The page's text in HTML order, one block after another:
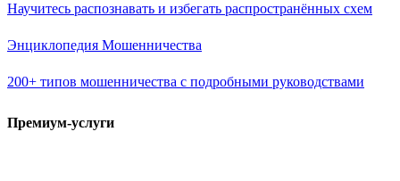
Научитесь распознавать и избегать распространённых схем
Энциклопедия Мошенничества
200+ типов мошенничества с подробными руководствами
Премиум-услуги